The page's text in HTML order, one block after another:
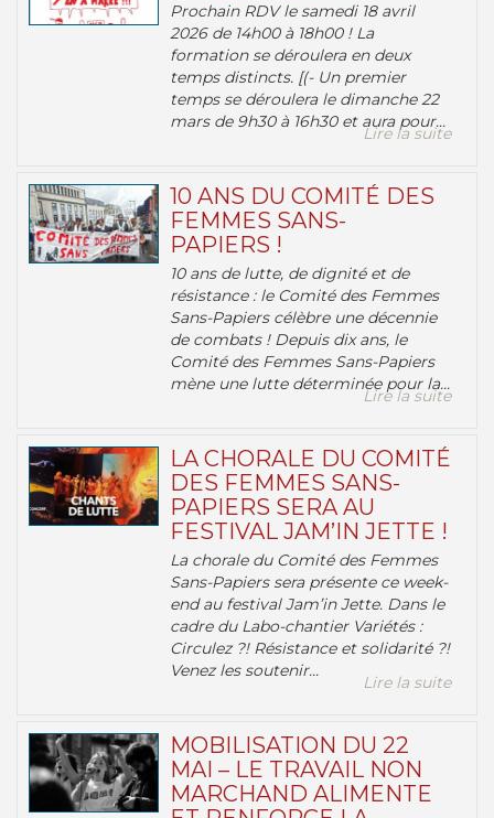
Prochain RDV le samedi 18 avril
2026 de 14h00 à 18h00 ! La
formation se déroulera en deux
temps distincts. [(- Un premier
temps se déroulera le dimanche 22
mars de 9h30 à 16h30 et aura pour...
Lire la suite
10 ANS DU COMITÉ DES
FEMMES SANS-
PAPIERS !
10 ans de lutte, de dignité et de
résistance : le Comité des Femmes
Sans-Papiers célèbre une décennie
de combats ! Depuis dix ans, le
Comité des Femmes Sans-Papiers
mène une lutte déterminée pour la...
Lire la suite
LA CHORALE DU COMITÉ
DES FEMMES SANS-
PAPIERS SERA AU
FESTIVAL JAM’IN JETTE !
La chorale du Comité des Femmes
Sans-Papiers sera présente ce week-
end au festival Jam’in Jette. Dans le
cadre du Labo-chantier Variétés :
Circulez ?! Résistance et solidarité ?!
Venez les soutenir...
Lire la suite
MOBILISATION DU 22
MAI – LE TRAVAIL NON
MARCHAND ALIMENTE